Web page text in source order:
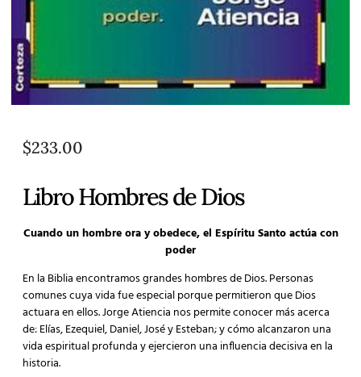
$233.00
Libro Hombres de Dios
Cuando un hombre ora y obedece, el Espíritu Santo actúa con
poder
En la Biblia encontramos grandes hombres de Dios. Personas
comunes cuya vida fue especial porque permitieron que Dios
actuara en ellos. Jorge Atiencia nos permite conocer más acerca
de: Elías, Ezequiel, Daniel, José y Esteban; y cómo alcanzaron una
vida espiritual profunda y ejercieron una influencia decisiva en la
historia.